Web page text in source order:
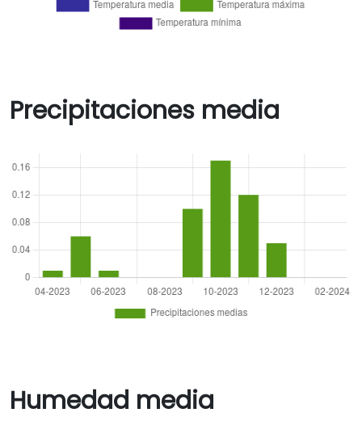
Precipitaciones media
Humedad media